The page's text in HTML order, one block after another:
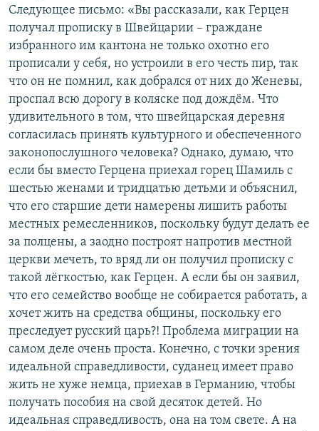
Следующее письмо: «Вы рассказали, как Герцен
получал прописку в Швейцарии – граждане
избранного им кантона не только охотно его
прописали у себя, но устроили в его честь пир, так
что он не помнил, как добрался от них до Женевы,
проспал всю дорогу в коляске под дождём. Что
удивительного в том, что швейцарская деревня
согласилась принять культурного и обеспеченного
законопослушного человека? Однако, думаю, что
если бы вместо Герцена приехал горец Шамиль с
шестью женами и тридцатью детьми и объяснил,
что его старшие дети намерены лишить работы
местных ремесленников, поскольку будут делать ее
за полцены, а заодно построят напротив местной
церкви мечеть, то вряд ли он получил прописку с
такой лёгкостью, как Герцен. А если бы он заявил,
что его семейство вообще не собирается работать, а
хочет жить на средства общины, поскольку его
преследует русский царь?! Проблема миграции на
самом деле очень проста. Конечно, с точки зрения
идеальной справедливости, суданец имеет право
жить не хуже немца, приехав в Германию, чтобы
получать пособия на свой десяток детей. Но
идеальная справедливость, она на том свете. А на